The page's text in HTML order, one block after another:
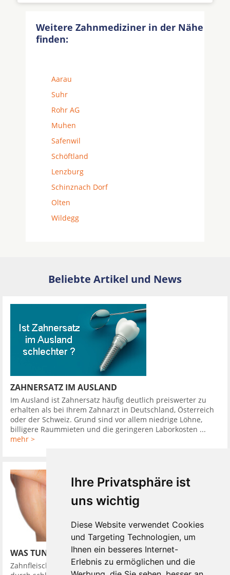
Ihre Privatsphäre ist
uns wichtig
Diese Website verwendet Cookies
und Targeting Technologien, um
Ihnen ein besseres Internet-
Erlebnis zu ermöglichen und die
Weitere Zahnmediziner in der Nähe
finden:
Aarau
Suhr
Rohr AG
Muhen
Safenwil
Schöftland
Lenzburg
Schinznach Dorf
Olten
Wildegg
Beliebte Artikel und News
ZAHNERSATZ IM AUSLAND
Im Ausland ist Zahnersatz häufig deutlich preiswerter zu
erhalten als bei Ihrem Zahnarzt in Deutschland, Österreich
oder der Schweiz. Grund sind vor allem niedrige Löhne,
billigere Raummieten und die geringeren Laborkosten ...
mehr >
WAS TUN BEI ZAHNFLEISCHBLUTEN
Zahnfleischbluten ist ein ernstes Warnsignal das meistens